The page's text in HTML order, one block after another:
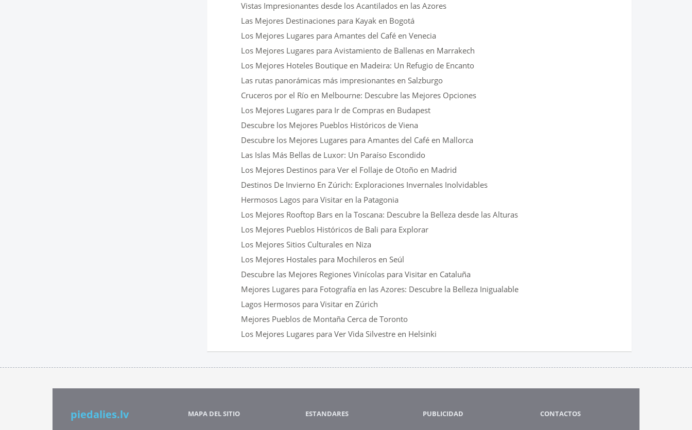
Vistas Impresionantes desde los Acantilados en las Azores
Las Mejores Destinaciones para Kayak en Bogotá
Los Mejores Lugares para Amantes del Café en Venecia
Los Mejores Lugares para Avistamiento de Ballenas en Marrakech
Los Mejores Hoteles Boutique en Madeira: Un Refugio de Encanto
Las rutas panorámicas más impresionantes en Salzburgo
Cruceros por el Río en Melbourne: Descubre las Mejores Opciones
Los Mejores Lugares para Ir de Compras en Budapest
Descubre los Mejores Pueblos Históricos de Viena
Descubre los Mejores Lugares para Amantes del Café en Mallorca
Las Islas Más Bellas de Luxor: Un Paraíso Escondido
Los Mejores Destinos para Ver el Follaje de Otoño en Madrid
Destinos De Invierno En Zúrich: Exploraciones Invernales Inolvidables
Hermosos Lagos para Visitar en la Patagonia
Los Mejores Rooftop Bars en la Toscana: Descubre la Belleza desde las Alturas
Los Mejores Pueblos Históricos de Bali para Explorar
Los Mejores Sitios Culturales en Niza
Los Mejores Hostales para Mochileros en Seúl
Descubre las Mejores Regiones Vinícolas para Visitar en Cataluña
Mejores Lugares para Fotografía en las Azores: Descubre la Belleza Inigualable
Lagos Hermosos para Visitar en Zúrich
Mejores Pueblos de Montaña Cerca de Toronto
Los Mejores Lugares para Ver Vida Silvestre en Helsinki
piedalies.lv MAPA DEL SITIO ESTANDARES PUBLICIDAD CONTACTOS